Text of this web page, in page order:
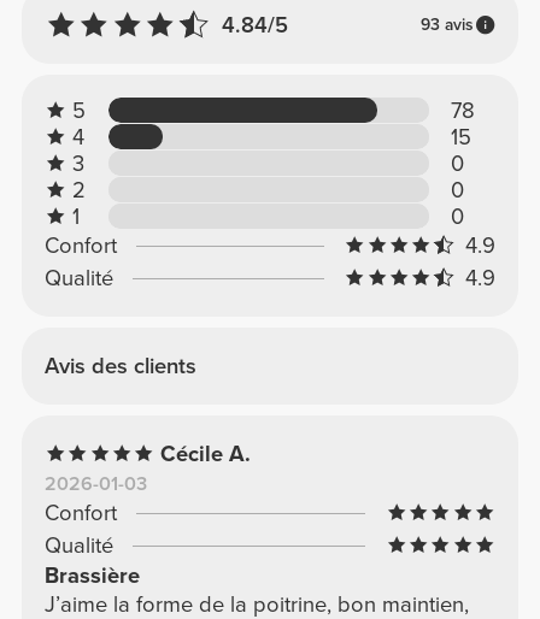
4.84/5 93 avis
5
78
4
15
3
0
2
0
1
0
Confort
4.9
Qualité
4.9
Avis des clients
Cécile A.
2026-01-03
Confort
Qualité
Brassière
J’aime la forme de la poitrine, bon maintien,